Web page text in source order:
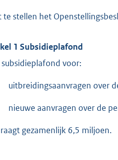
te stellen het
1 Subsidieplafond
voor:
uitbreidingsaanvragen over
nieuwe aanvragen over de
gezamenlijk 6,5 miljoen.